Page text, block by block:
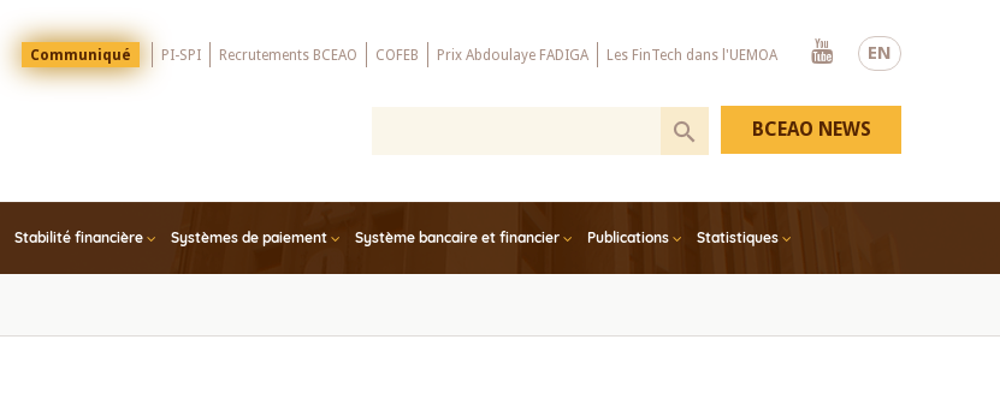
EN
Menu
Top
Communiqué PI-SPI Recrutements BCEAO COFEB Prix Abdoulaye FADIGA Les FinTech dans l'UEMOA
Youtube
Stabilité financière Systèmes de paiement Système bancaire et financier Publications Statistiques
BCEAO NEWS